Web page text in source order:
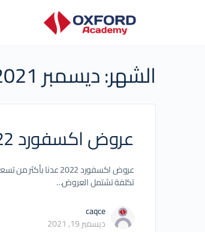
الشهر:ديسمبر 2021
عروض اكسفورد 2022
عروض اكسفورد
تكلفة تشتمل العروض…
caqce
ديسمبر 19, 2021